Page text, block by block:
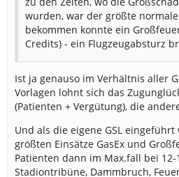
wurden, war der größte
bekommen konnte ein
Credits) - ein Flugzeugabsturz
Ist ja genauso im Verhältnis aller
Vorlagen lohnt sich das
(Patienten + Vergütung), die
Und als die eigene GSL
größten Einsätze GasEx und
Patienten dann im Max.fall bei 12-
Stadiontribüne, Dammbruch,